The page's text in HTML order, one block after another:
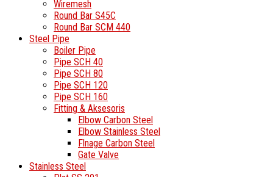
Wiremesh
Round Bar S45C
Round Bar SCM 440
Steel Pipe
Boiler Pipe
Pipe SCH 40
Pipe SCH 80
Pipe SCH 120
Pipe SCH 160
Fitting & Aksesoris
Elbow Carbon Steel
Elbow Stainless Steel
Flnage Carbon Steel
Gate Valve
Stainless Steel